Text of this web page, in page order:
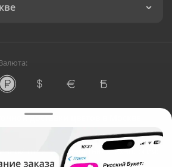
доставки цветов в Москве
ответственностью «Технология»
ИНН: 5410081997